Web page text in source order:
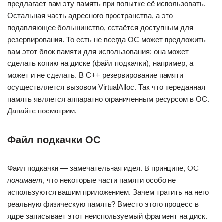
предлагает вам эту память при попытке её использовать.
Остальная часть адресного пространства, а это
подавляющее большинство, остаётся доступным для
резервирования. То есть не всегда ОС может предложить
вам этот блок памяти для использования: она может
сделать копию на диске (файл подкачки), например, а
может и не сделать. В C++ резервирование памяти
осуществляется вызовом VirtualAlloc. Так что переданная
память является аппаратно ограниченным ресурсом в ОС.
Давайте посмотрим.
Файл подкачки ОС
Файл подкачки — замечательная идея. В принципе, ОС
понимает, что некоторые части памяти особо не
используются вашим приложением. Зачем тратить на него
реальную физическую память? Вместо этого процесс в
ядре записывает этот неиспользуемый фрагмент на диск.